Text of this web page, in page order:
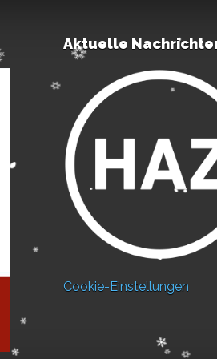
Aktuelle
Cookie-Einstellungen